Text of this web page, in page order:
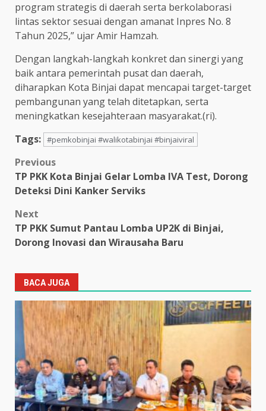
program strategis di daerah serta berkolaborasi
lintas sektor sesuai dengan amanat Inpres No. 8
Tahun 2025,” ujar Amir Hamzah.
Dengan langkah-langkah konkret dan sinergi yang
baik antara pemerintah pusat dan daerah,
diharapkan Kota Binjai dapat mencapai target-target
pembangunan yang telah ditetapkan, serta
meningkatkan kesejahteraan masyarakat.(ri).
Tags: #pemkobinjai #walikotabinjai #binjaiviral
Post
navigation
Previous
TP PKK Kota Binjai Gelar Lomba IVA Test, Dorong
Deteksi Dini Kanker Serviks
Next
TP PKK Sumut Pantau Lomba UP2K di Binjai,
Dorong Inovasi dan Wirausaha Baru
BACA JUGA